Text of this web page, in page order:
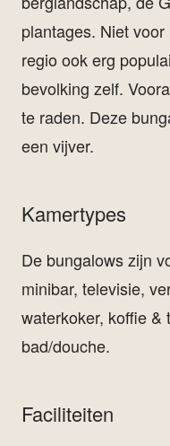
plantages. Niet
regio ook erg
bevolking zelf.
te raden. Deze
een vijver.
Kamertypes
De bungalows zijn
minibar, televisie,
waterkoker, koffie &
bad/douche.
Faciliteiten